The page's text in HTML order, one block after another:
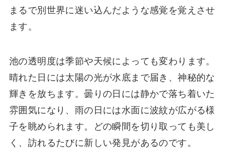
まるで別世界に迷い込んだような感覚を覚えさせ
ます。
池の透明度は季節や天候によっても変わります。
晴れた日には太陽の光が水底まで届き、神秘的な
輝きを放ちます。曇りの日には静かで落ち着いた
雰囲気になり、雨の日には水面に波紋が広がる様
子を眺められます。どの瞬間を切り取っても美し
く、訪れるたびに新しい発見があるのです。